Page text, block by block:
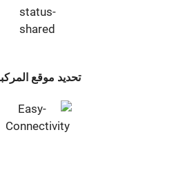
تحديد موقع المركبة